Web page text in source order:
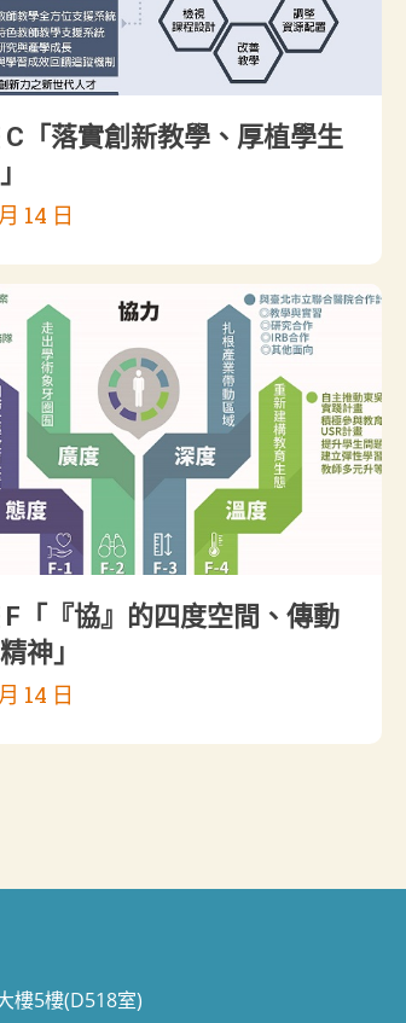
「落實創新教學、厚植學生
14 日
「『協』的四度空間、傳動
神」
14 日
樓5樓(D518室)